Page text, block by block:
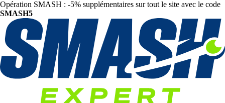
Opération SMASH : -5% supplémentaires sur tout le site avec le code
SMASH5